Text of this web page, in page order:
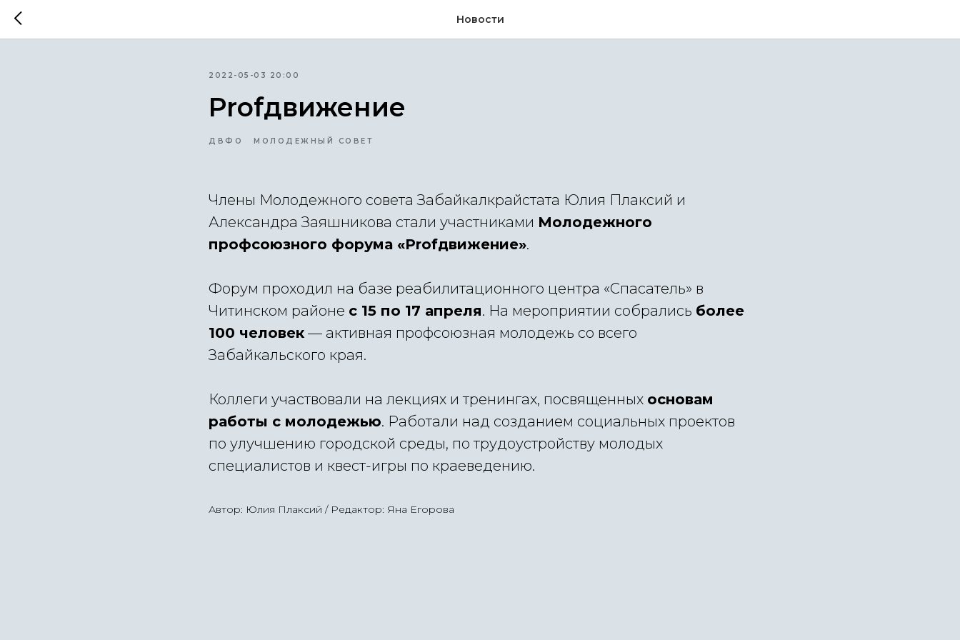
Новости
2022-05-03 20:00
Profдвижение
ДВФО МОЛОДЕЖНЫЙ СОВЕТ
Члены Молодежного совета Забайкалкрайстата Юлия Плаксий и
Александра Заяшникова стали участниками Молодежного
профсоюзного форума «Profдвижение».
Форум проходил на базе реабилитационного центра «Спасатель» в
Читинском районе с 15 по 17 апреля. На мероприятии собрались более
100 человек — активная профсоюзная молодежь со всего
Забайкальского края.
Коллеги участвовали на лекциях и тренингах, посвященных основам
работы с молодежью. Работали над созданием социальных проектов
по улучшению городской среды, по трудоустройству молодых
специалистов и квест-игры по краеведению.
Автор: Юлия Плаксий / Редактор: Яна Егорова